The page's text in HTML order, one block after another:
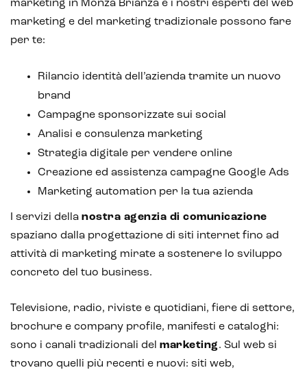
marketing in Monza Brianza e i nostri esperti del web
marketing e del marketing tradizionale possono fare
per te:
Rilancio identità dell’azienda tramite un nuovo
brand
Campagne sponsorizzate sui social
Analisi e consulenza marketing
Strategia digitale per vendere online
Creazione ed assistenza campagne Google Ads
Marketing automation per la tua azienda
I servizi della nostra agenzia di comunicazione
spaziano dalla progettazione di siti internet fino ad
attività di marketing mirate a sostenere lo sviluppo
concreto del tuo business.
Televisione, radio, riviste e quotidiani, fiere di settore,
brochure e company profile, manifesti e cataloghi:
sono i canali tradizionali del marketing. Sul web si
trovano quelli più recenti e nuovi: siti web,